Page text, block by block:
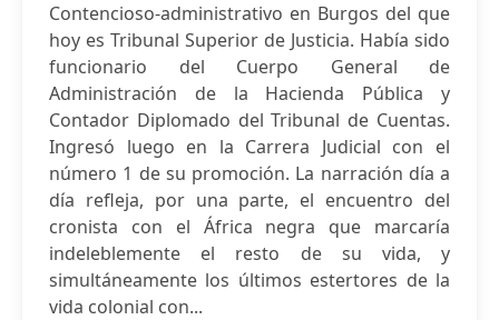
Contencioso-administrativo en Burgos del que
hoy es Tribunal Superior de Justicia. Había sido
funcionario del Cuerpo General de
Administración de la Hacienda Pública y
Contador Diplomado del Tribunal de Cuentas.
Ingresó luego en la Carrera Judicial con el
número 1 de su promoción. La narración día a
día refleja, por una parte, el encuentro del
cronista con el África negra que marcaría
indeleblemente el resto de su vida, y
simultáneamente los últimos estertores de la
vida colonial con...